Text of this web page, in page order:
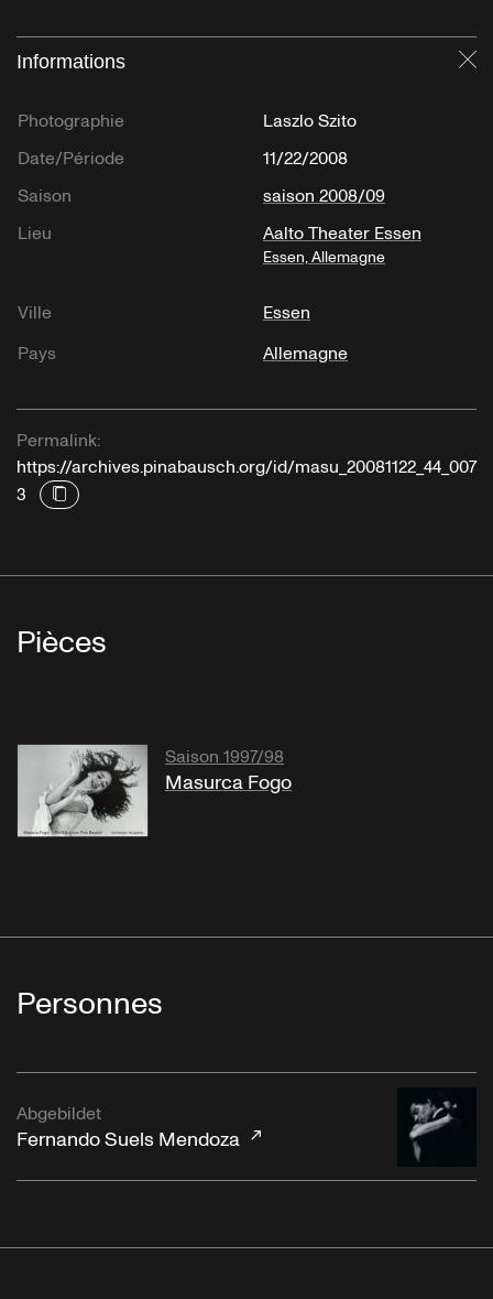
Informations
Photographie
Laszlo Szito
Date/Période
11/22/2008
Saison
saison 2008/09
Lieu
Aalto Theater Essen
Essen, Allemagne
Ville
Essen
Pays
Allemagne
Permalink:
https://archives.pinabausch.org/id/masu_20081122_44_007
3
Pièces
Saison 1997/98
Masurca Fogo
Personnes
Abgebildet
Fernando Suels Mendoza